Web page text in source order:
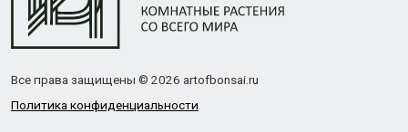
Все права защищены © 2026 artofbonsai.ru
Политика конфиденциальности